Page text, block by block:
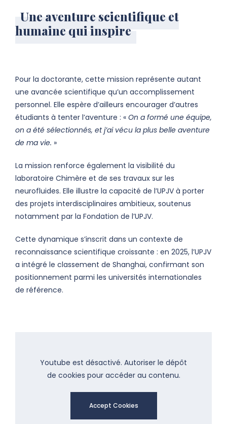
Une aventure scientifique et
humaine qui inspire
Pour la doctorante, cette mission représente autant
une avancée scientifique qu’un accomplissement
personnel. Elle espère d’ailleurs encourager d’autres
étudiants à tenter l’aventure : « On a formé une équipe,
on a été sélectionnés, et j’ai vécu la plus belle aventure
de ma vie. »
La mission renforce également la visibilité du
laboratoire Chimère et de ses travaux sur les
neurofluides. Elle illustre la capacité de l’UPJV à porter
des projets interdisciplinaires ambitieux, soutenus
notamment par la Fondation de l’UPJV.
Cette dynamique s’inscrit dans un contexte de
reconnaissance scientifique croissante : en 2025, l’UPJV
a intégré le classement de Shanghai, confirmant son
positionnement parmi les universités internationales
de référence.
Youtube est désactivé. Autoriser le dépôt
de cookies pour accéder au contenu.
Accept Cookies